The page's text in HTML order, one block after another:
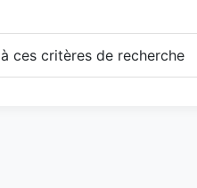
ces critères de recherche